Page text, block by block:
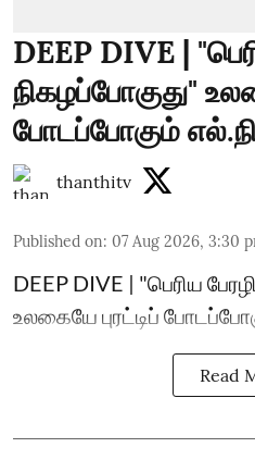
DEEP DIVE |
நிகழப்போகுது"
போடப்போகும்
thanthitv
Published on: 07 Aug 2026, 3:30
DEEP DIVE | "பெரிய
உலகையே புரட்டிப்
Read